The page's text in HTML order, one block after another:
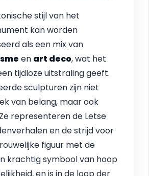
stijl van het
kan worden
als een mix van
en art deco, wat het
tijdloze uitstraling geeft.
sculpturen zijn niet
van belang, maar ook
representeren de Letse
en de strijd voor
figuur met de
krachtig symbool van hoop